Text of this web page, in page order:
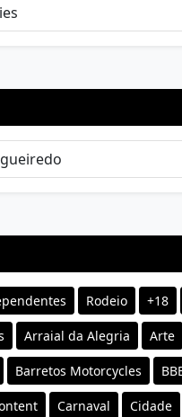
Rodeio +18
Arraial da Alegria Arte
Barretos Motorcycles
Carnaval Cidade